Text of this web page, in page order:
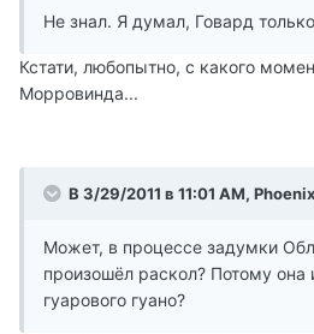
Не знал. Я думал, Говард
Кстати, любопытно, с какого
Морровинда...
В 3/29/2011 в 11:01 AM,
Может, в процессе задумки
произошёл раскол? Потому она
гуарового гуано?